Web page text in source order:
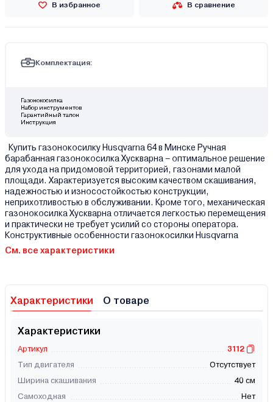
В избранное В сравнение
Комплектация:
Газонокосилка
Набор инструментов
Гарантийный талон
Инструкция
Купить газонокосилку Husqvarna 64 в Минске Ручная
барабанная газонокосилка Хускварна – оптимальное решение
для ухода на придомовой территорией, газонами малой
площади. Характеризуется высоким качеством скашивания,
надежностью и износостойкостью конструкции,
неприхотливостью в обслуживании. Кроме того, механическая
газонокосилка Хускварна отличается легкостью перемещения
и практически не требует усилий со стороны оператора.
Конструктивные особенности газонокосилки Husqvarna
См. все характеристики
Характеристики О товаре
Характеристики
Артикул
3112
Тип двигателя
Отсутствует
Ширина скашивания
40 см
Самоходная
Нет